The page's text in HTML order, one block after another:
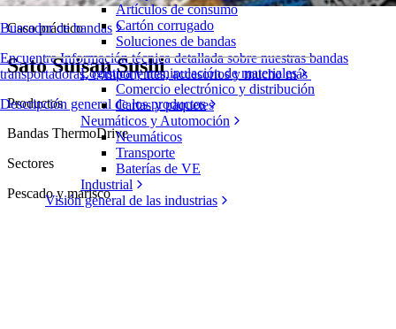
Buscador de bandas
Encuentre Información técnica detallada sobre nuestras bandas
transportadoras, componentes, accesorios y mucho más
Descripción general de los productos
Artículos de consumo
Cartón corrugado
Soluciones de bandas
Logística y manipulación de materiales
Comercio electrónico y distribución
Cartas y paquetes
Neumáticos y Automoción
Neumáticos
Transporte
Baterías de VE
Industrial
Visión general de las industrias
Caso práctico
Sato Suisan Sushi
Productos
Bandas ThermoDrive
Sectores
Pescado y marisco